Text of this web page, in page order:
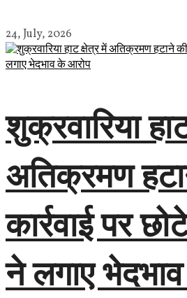
24, July, 2026
शुक्रवारिया
अतिक्रमण
कार्रवाई पर
ने लगाए